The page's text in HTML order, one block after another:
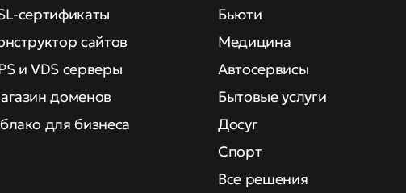
сертификаты
сайтов
и VDS серверы
доменов
для бизнеса
Бьюти
Медицина
Автосервисы
Бытовые услуги
Досуг
Спорт
Все решения